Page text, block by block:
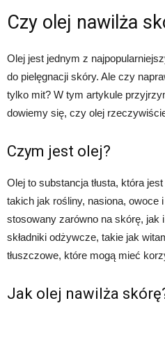
Czy olej nawilża
Olej jest jednym z
do pielęgnacji skóry. Ale czy
tylko mit? W tym artykule
dowiemy się, czy olej
Czym jest olej?
Olej to substancja tłusta, która
takich jak rośliny, nasiona, owoce
stosowany zarówno na skórę, jak
składniki odżywcze, takie jak
tłuszczowe, które mogą mieć
Jak olej nawilża